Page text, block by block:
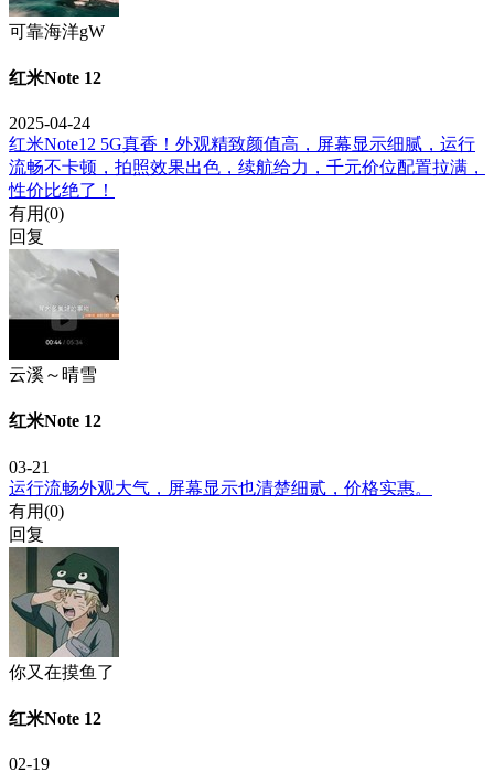
可靠海洋gW
红米Note 12
2025-04-24
红米Note12 5G真香！外观精致颜值高，屏幕显示细腻，运行
流畅不卡顿，拍照效果出色，续航给力，千元价位配置拉满，
性价比绝了！
有用(0)
回复
云溪～晴雪
红米Note 12
03-21
运行流畅外观大气，屏幕显示也清楚细贰，价格实惠。
有用(0)
回复
你又在摸鱼了
红米Note 12
02-19